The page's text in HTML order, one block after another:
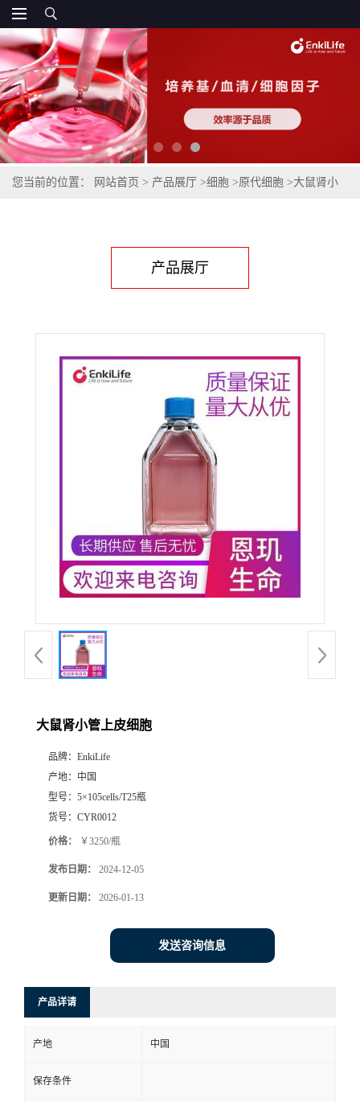
您当前的位置： 网站首页 > 产品展厅 >细胞 >原代细胞 >大鼠肾小
产品展厅
大鼠肾小管上皮细胞
品牌： EnkiLife
产地： 中国
型号： 5×105cells/T25瓶
货号： CYR0012
价格： ￥3250/瓶
发布日期： 2024-12-05
更新日期： 2026-01-13
发送咨询信息
产品详请
产地 中国
保存条件